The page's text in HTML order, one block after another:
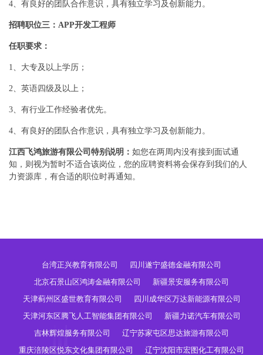
4、有良好的团队合作意识，具有独立学习及创新能力。
招聘职位三：APP开发工程师
任职要求：
1、大专及以上学历；
2、英语四级及以上；
3、有行业工作经验者优先。
4、有良好的团队合作意识，具有独立学习及创新能力。
江西飞鸿旅游有限公司特别说明： 如您在两周内没有接到面试通
知，则视为暂时不适合该岗位，您的应聘资料将会保存到我们的人
力资源库，有合适的职位时再通知。
台湾正兴教育有限公司
四川遂宁盛德金融有限公司
北京石景山区鸿涛金融有限公司
新疆景安服务有限公司
天津蓟州区盛世教育有限公司
四川成华区万达新能源有限公司
天津河东区腾飞人工智能集团有限公司
新疆力诺汽车有限公司
吉林辉煌服务有限公司
辽宁苏家屯区思达旅游有限公司
重庆涪陵区悦东文化集团有限公司
辽宁沈阳市宏图化工有限公司